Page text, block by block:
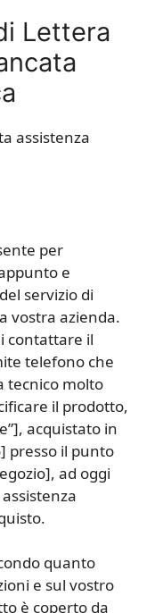
Lettera
assistenza
per
e
servizio di
vostra azienda.
contattare il
telefono che
tecnico molto
il prodotto,
acquistato in
presso il punto
ad oggi
quanto
e sul vostro
è coperto da